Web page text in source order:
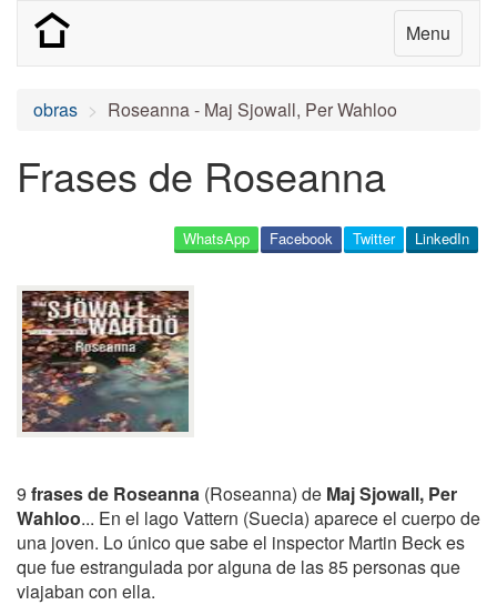
Menu
obras Roseanna - Maj Sjowall, Per Wahloo
Frases de Roseanna
LinkedIn
Twitter
Facebook
WhatsApp
9 frases de Roseanna (Roseanna) de Maj Sjowall, Per
Wahloo... En el lago Vattern (Suecia) aparece el cuerpo de
una joven. Lo único que sabe el inspector Martin Beck es
que fue estrangulada por alguna de las 85 personas que
viajaban con ella.